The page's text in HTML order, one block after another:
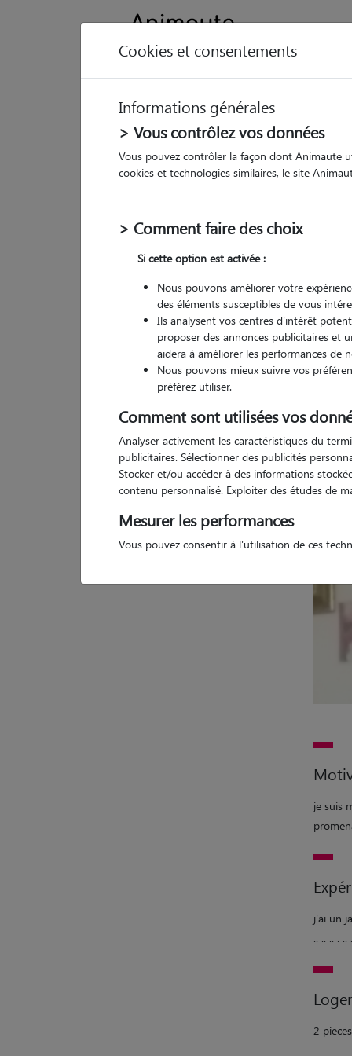
1
je suis
j'ai un
.. .. .. . ..
2 pieces
Cookies et consentements
Informations générales
> Vous contrôlez vos données
Vous pouvez contrôler la façon dont Animaute
cookies et technologies similaires, le site
> Comment faire des choix
Si cette option est activée :
Nous pouvons améliorer votre
des éléments susceptibles de vous
Ils analysent vos centres d'intérêt
proposer des annonces publicitaires et
aidera à améliorer les performances de
Nous pouvons mieux suivre vos
préférez utiliser.
Comment sont utilisées vos
Analyser activement les caractéristiques du
publicitaires. Sélectionner des publicités
Stocker et/ou accéder à des informations
contenu personnalisé. Exploiter des études de
Mesurer les performances
Vous pouvez consentir à l'utilisation de ces